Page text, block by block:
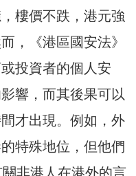
樓價不跌，港元強
，《港區國安法》
投資者的個人安
響，而其後果可以
才出現。例如，外
特殊地位，但他們
非港人在港外的言